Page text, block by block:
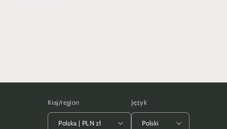
Kraj/region
Polska | PLN zł
Język
Polski